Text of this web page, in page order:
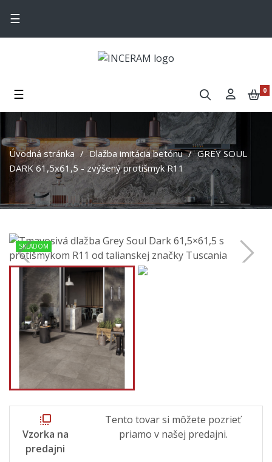
Toggle navigation
☰
Toggle navigation
☰ 0
Úvodná stránka Dlažba imitácia betónu
GREY SOUL
DARK 61,5x61,5 - zvýšený protišmyk R11
SKLADOM
flip_to_front
Vzorka na
predajni
Tento tovar si môžete pozrieť
priamo v našej predajni.